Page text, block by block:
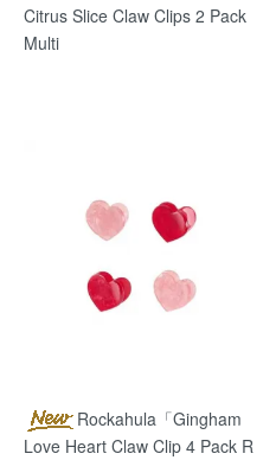
Citrus Slice Claw Clips 2 Pack
Multi
Rockahula「Gingham
Love Heart Claw Clip 4 Pack R